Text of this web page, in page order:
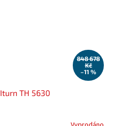
848 678
Kč
–11 %
TH 5630